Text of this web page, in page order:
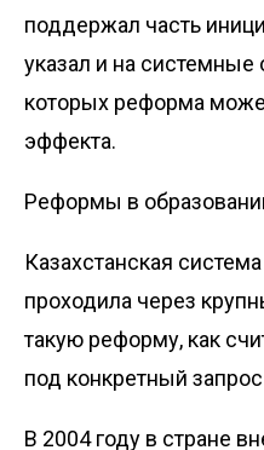
поддержал часть
указал и на системные
которых реформа
эффекта.
Реформы в
Казахстанская
проходила через
такую реформу, как
под конкретный
В 2004 году в стране